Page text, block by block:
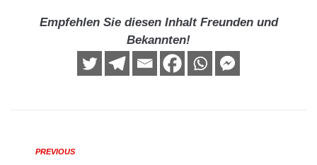
Empfehlen Sie diesen Inhalt Freunden und
Bekannten!
PREVIOUS